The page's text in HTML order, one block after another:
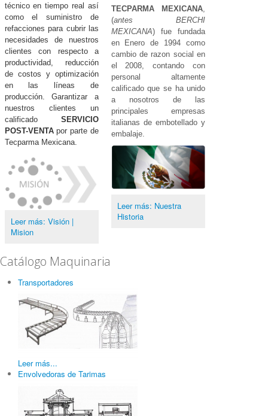
técnico en tiempo real así
como el suministro de
refacciones para cubrir las
necesidades de nuestros
clientes con respecto a
productividad, reducción
de costos y optimización
en las líneas de
producción. Garantizar a
nuestros clientes un
calificadoSERVICIO
POST-VENTApor parte de
Tecparma Mexicana.
Leer más: Visión |
Mision
TECPARMA MEXICANA
(antes BERCHI
MEXICANA) fue fundada
en Enero de 1994 como
cambio de razon social en
el 2008, contando con
personal altamente
calificado que se ha unido
a nosotros de las
principales empresas
italianas de embotellado y
embalaje.
Leer más: Nuestra
Historia
Catálogo Maquinaria
Transportadores
Leer más...
Envolvedoras de Tarimas